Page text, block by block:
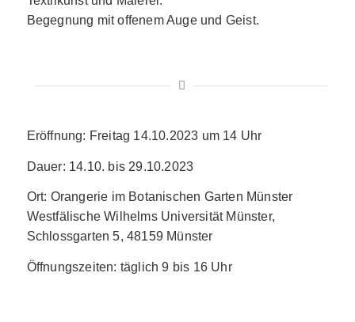
Begegnung mit offenem Auge und Geist.
Eröffnung: Freitag 14.10.2023 um 14 Uhr
Dauer: 14.10. bis 29.10.2023
Ort: Orangerie im Botanischen Garten Münster
Westfälische Wilhelms Universität Münster,
Schlossgarten 5, 48159 Münster
Öffnungszeiten: täglich 9 bis 16 Uhr